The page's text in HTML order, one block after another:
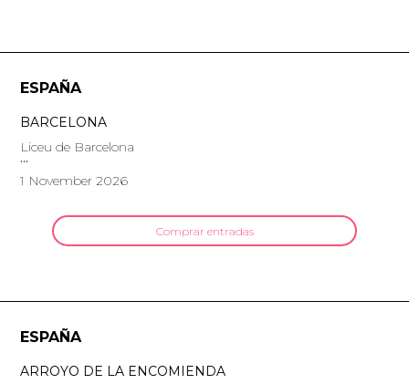
ESPAÑA
BARCELONA
Liceu de Barcelona
1 November 2026
Comprar entradas
ESPAÑA
ARROYO DE LA ENCOMIENDA